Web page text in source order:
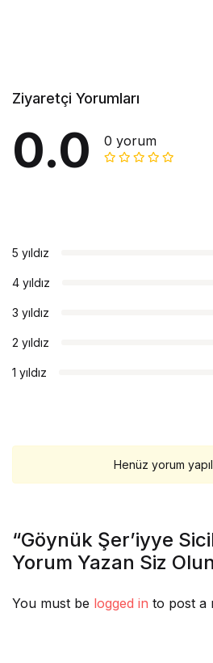
Ziyaretçi Yorumları
0.0 0 yorum
5 yıldız
4 yıldız
3 yıldız
2 yıldız
1 yıldız
Henüz yorum
“Göynük Şer’iyye
Yorum Yazan Siz
You must be logged in to post a